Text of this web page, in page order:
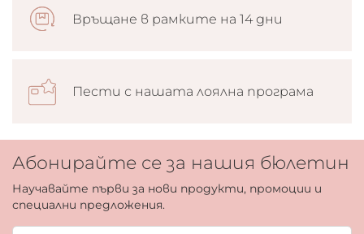
Връщане в рамките на 14 дни
Пести с нашата лоялна програма
Абонирайте се за нашия бюлетин
Научавайте първи за нови продукти, промоции и
специални предложения.